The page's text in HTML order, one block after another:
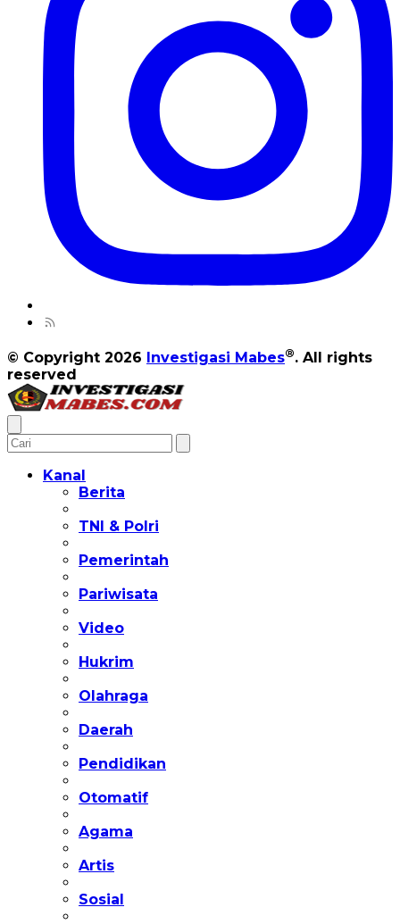
© Copyright 2026 Investigasi Mabes®. All rights
reserved
Kanal
Berita
TNI & Polri
Pemerintah
Pariwisata
Video
Hukrim
Olahraga
Daerah
Pendidikan
Otomatif
Agama
Artis
Sosial